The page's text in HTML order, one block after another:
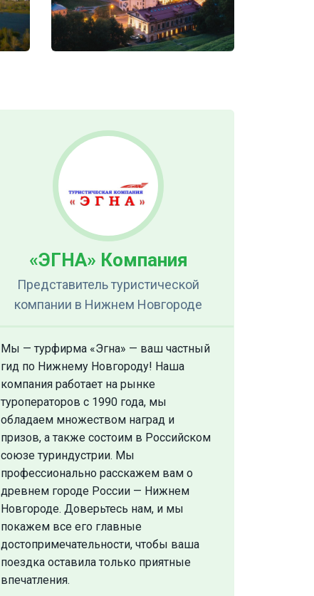
«ЭГНА» Компания
Представитель туристической
компании в Нижнем Новгороде
Мы — турфирма «Эгна»‎ — ваш частный
гид по Нижнему Новгороду! Наша
компания работает на рынке
туроператоров с 1990 года, мы
обладаем множеством наград и
призов, а также состоим в Российском
союзе туриндустрии. Мы
профессионально расскажем вам о
древнем городе России — Нижнем
Новгороде. Доверьтесь нам, и мы
покажем все его главные
достопримечательности, чтобы ваша
поездка оставила только приятные
впечатления.